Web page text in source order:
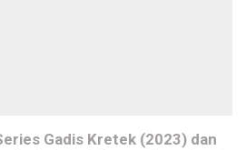
Gadis Kretek (2023) dan